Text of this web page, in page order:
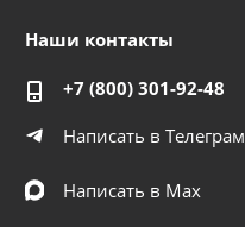
Наши контакты
+7 (800) 301-92-48
Написать в Телеграм
Написать в Мах